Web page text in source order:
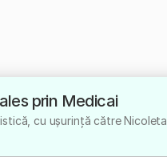
prin Medicai
cu ușurință către Nicoleta